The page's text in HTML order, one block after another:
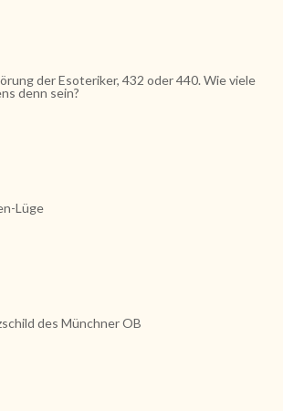
der Esoteriker, 432 oder 440. Wie viele
denn sein?
Lüge
des Münchner OB